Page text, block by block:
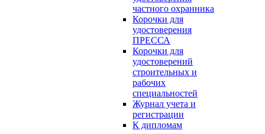
частного охранника
Корочки для
удостоверения
ПРЕССА
Корочки для
удостоверений
строительных и
рабочих
специальностей
Журнал учета и
регистрации
К дипломам